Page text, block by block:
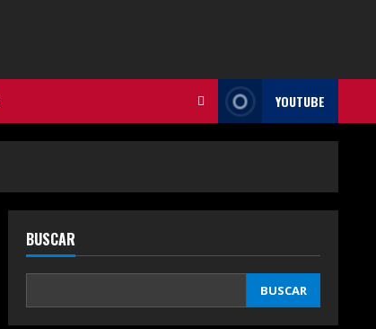
YOUTUBE
BUSCAR
BUSCAR